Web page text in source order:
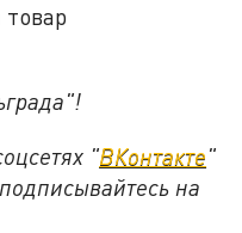
"ВКонтакте"
на